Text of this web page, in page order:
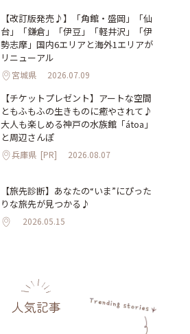
【改訂版発売♪】「角館・盛岡」「仙
台」「鎌倉」「伊豆」「軽井沢」「伊
勢志摩」国内6エリアと海外1エリアが
リニューアル
宮城県 2026.07.09
【チケットプレゼント】アートな空間
ともふもふの生きものに癒やされて♪
大人も楽しめる神戸の水族館「átoa」
と周辺さんぽ
兵庫県 [PR] 2026.08.07
【旅先診断】あなたの“いま”にぴった
りな旅先が見つかる♪
2026.05.15
人気記事